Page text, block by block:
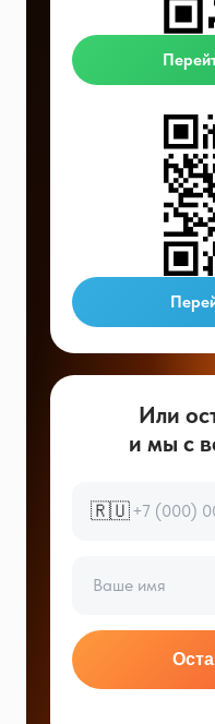
Или
и мы с
🇷🇺